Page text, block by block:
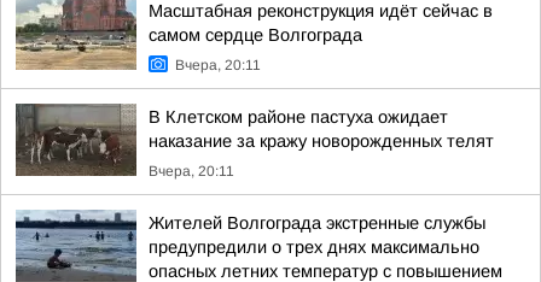
Масштабная реконструкция идёт сейчас в
самом сердце Волгограда
Вчера, 20:11
В Клетском районе пастуха ожидает
наказание за кражу новорожденных телят
Вчера, 20:11
Жителей Волгограда экстренные службы
предупредили о трех днях максимально
опасных летних температур с повышением